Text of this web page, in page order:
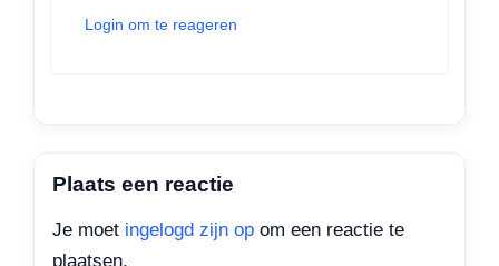
Login om te reageren
Plaats een reactie
Je moet ingelogd zijn op om een reactie te
plaatsen.